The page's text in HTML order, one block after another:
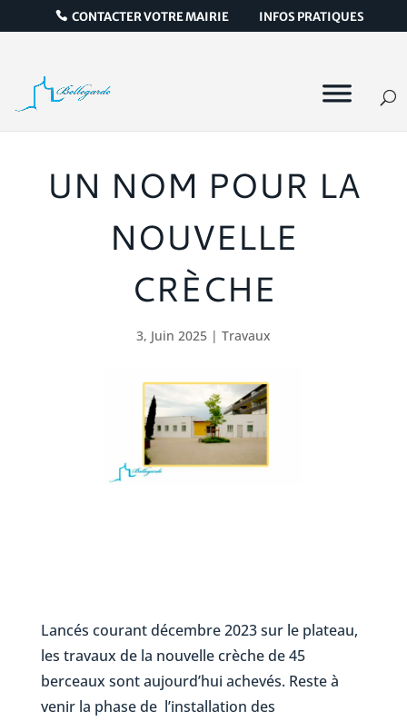
CONTACTER VOTRE MAIRIE INFOS PRATIQUES
UN NOM POUR LA
NOUVELLE
CRÈCHE
3, Juin 2025| Travaux
Lancés courant décembre 2023 sur le plateau,
les travaux de la nouvelle crèche de 45
berceaux sont aujourd’hui achevés. Reste à
venir la phase de l’installation des